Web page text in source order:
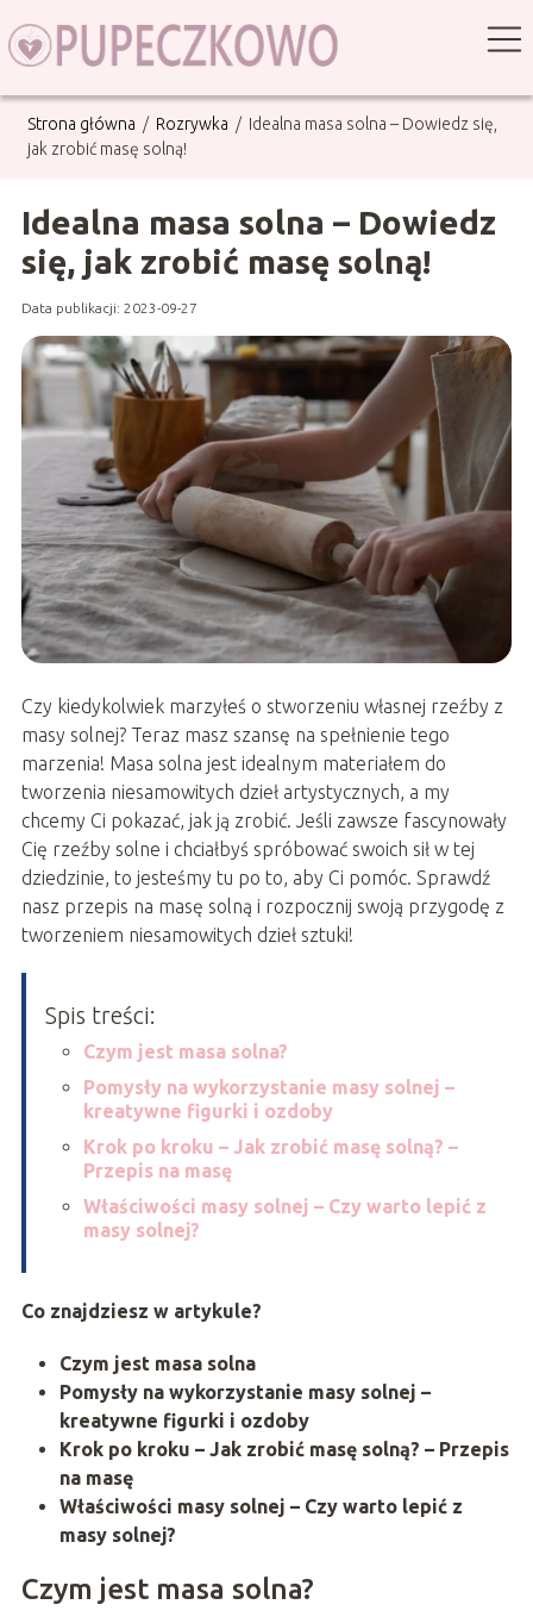
Strona główna / Rozrywka / Idealna masa solna – Dowiedz się,
jak zrobić masę solną!
Idealna masa solna – Dowiedz
się, jak zrobić masę solną!
Data publikacji: 2023-09-27
Czy kiedykolwiek marzyłeś o stworzeniu własnej rzeźby z
masy solnej? Teraz masz szansę na spełnienie tego
marzenia! Masa solna jest idealnym materiałem do
tworzenia niesamowitych dzieł artystycznych, a my
chcemy Ci pokazać, jak ją zrobić. Jeśli zawsze fascynowały
Cię rzeźby solne i chciałbyś spróbować swoich sił w tej
dziedzinie, to jesteśmy tu po to, aby Ci pomóc. Sprawdź
nasz przepis na masę solną i rozpocznij swoją przygodę z
tworzeniem niesamowitych dzieł sztuki!
Spis treści:
Czym jest masa solna?
Pomysły na wykorzystanie masy solnej –
kreatywne figurki i ozdoby
Krok po kroku – Jak zrobić masę solną? –
Przepis na masę
Właściwości masy solnej – Czy warto lepić z
masy solnej?
Co znajdziesz w artykule?
Czym jest masa solna
Pomysły na wykorzystanie masy solnej –
kreatywne figurki i ozdoby
Krok po kroku – Jak zrobić masę solną? – Przepis
na masę
Właściwości masy solnej – Czy warto lepić z
masy solnej?
Czym jest masa solna?